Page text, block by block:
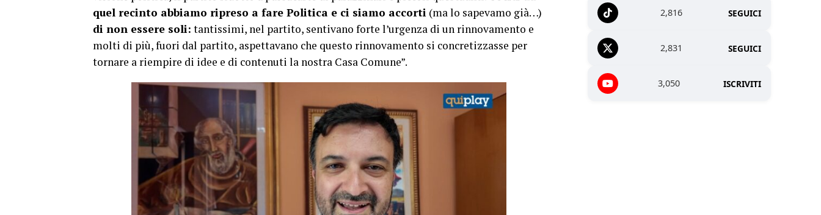
quel recinto abbiamo ripreso a fare Politica e ci siamo accorti (ma lo sapevamo già…)
di non essere soli: tantissimi, nel partito, sentivano forte l’urgenza di un rinnovamento e
molti di più, fuori dal partito, aspettavano che questo rinnovamento si concretizzasse per
tornare a riempire di idee e di contenuti la nostra Casa Comune”.
2,816 SEGUICI
2,831 SEGUICI
3,050 ISCRIVITI